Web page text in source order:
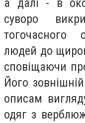
а далі - в
суворо
тогочасного
людей до
сповіщаючи
Його
описам
одяг з